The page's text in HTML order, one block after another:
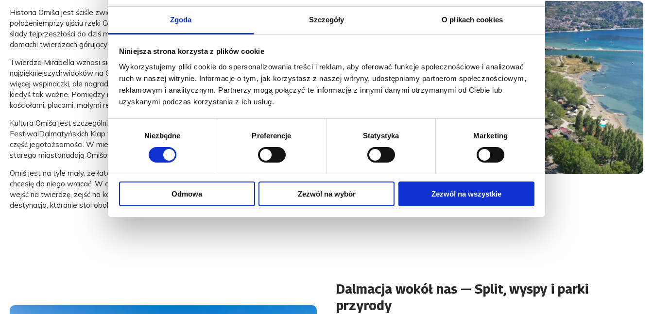
Zgoda Szczegóły O plikach cookies
Niniejsza strona korzysta z plików cookie
Wykorzystujemy pliki cookie do spersonalizowania treści i reklam, aby oferować funkcje społecznościowe i analizować
ruch w naszej witrynie. Informacje o tym, jak korzystasz z naszej witryny, udostępniamy partnerom społecznościowym,
reklamowym i analitycznym. Partnerzy mogą połączyć te informacje z innymi danymi otrzymanymi od Ciebie lub
uzyskanymi podczas korzystania z ich usług.
zgody
Niezbędne Preferencje Statystyka Marketing
Odmowa Zezwól na wybór Zezwól na wszystkie
Historia Omiša jest ściśle związana z piratami, średniowieczem i strategicznym
położeniemprzy ujściu rzeki Cetiny. Piraci z Omiša kontrolowali niegdyś tę część wybrzeża, a
ślady tejprzeszłości do dziś można poczuć w starym mieście, wąskich uliczkach, kamiennych
domachi twierdzach górujących nad miastem.
Twierdza Mirabella wznosi się nad starym miastem i oferuje jeden z
najpiękniejszychwidoków na Omiš, morze i rzekę Cetinę. Twierdza Fortica wymaga nieco
więcej wspinaczki, ale nagradza panoramą, która jasno pokazuje, dlaczego to miasto było
kiedyś tak ważne. Pomiędzy nimi znajduje się tętniący życiem Omiš, z nabrzeżem,
kościołami, placami, małymi restauracjami i letnimi wydarzeniami.
Kultura Omiša jest szczególnie związana z dalmatyńskim śpiewem klap.
FestiwalDalmatyńskich Klap to jedno z najbardziej znanych wydarzeń miasta i ważna
część jegotożsamości. W miesiącach letnich muzyka, wieczorne spacery i atmosfera
starego miastanadają Omišowi wyjątkowy rytm.
Omiš jest na tyle mały, że łatwo go poznać, a jednocześnie na tyle wielowarstwowy, że
chcesię do niego wracać. W ciągu jednego dnia można przejść się po mieście, popływać,
wejść na twierdzę, zejść na kolację, a następnego dnia ruszyć nad rzekę Cetinę. To
destynacja, któranie stoi obok historii, ale znajduje się w samym jej centrum.
Dalmacja wokół nas — Split, wyspy i parki
przyrody